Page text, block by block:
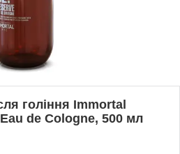
гоління Immortal
de Cologne, 500 мл